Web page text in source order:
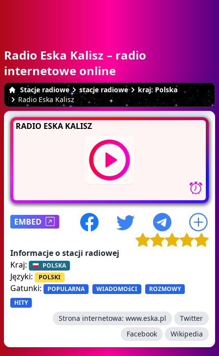
Radio Eska Kalisz – radio
internetowe online
Stacje radiowe stacje radiowe
kraj: Polska
Radio Eska Kalisz
RADIO ESKA KALISZ
EMBED
Informacje o stacji radiowej
Kraj:
POLSKA
Języki: POLSKI
Gatunki: POPULARNA WIADOMOśCI
ROZMOWY
HITY
Strona internetowa: www.eska.pl
Twitter
Facebook
Wikipedia